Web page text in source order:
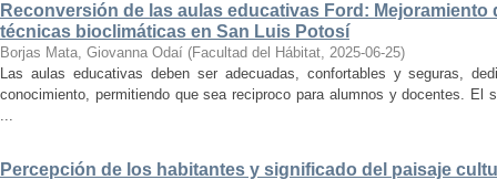
Reconversión de las aulas educativas Ford:
técnicas bioclimáticas en San Luis Potosí
Borjas Mata, Giovanna Odaí (Facultad del Hábitat, 2025-06-25)
Las aulas educativas deben ser adecuadas, confortables y seguras,
conocimiento, permitiendo que sea reciproco para alumnos y docentes. El
...
Percepción de los habitantes y significado del paisaje